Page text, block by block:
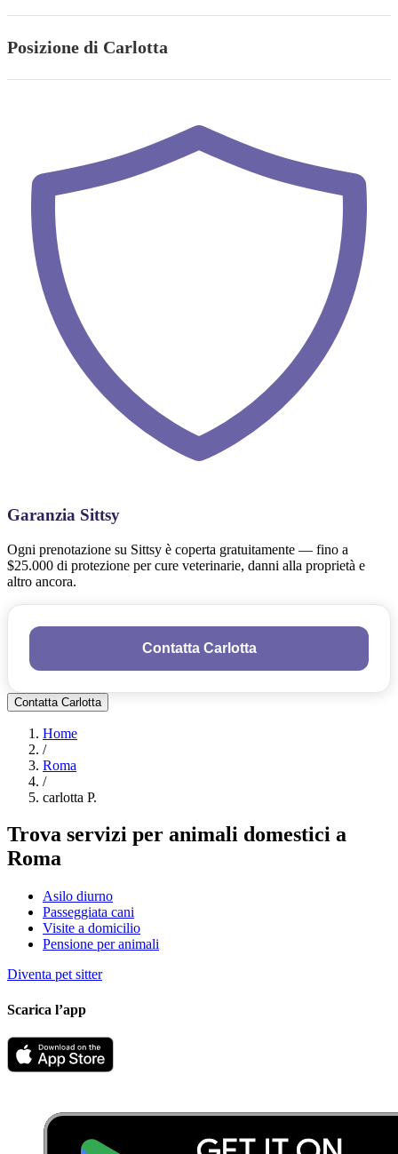
Posizione di Carlotta
Garanzia Sittsy
Ogni prenotazione su Sittsy è coperta gratuitamente — fino a
$25.000 di protezione per cure veterinarie, danni alla proprietà e
altro ancora.
Contatta Carlotta
Contatta Carlotta
Home
/
Roma
/
carlotta P.
Trova servizi per animali domestici a
Roma
Asilo diurno
Passeggiata cani
Visite a domicilio
Pensione per animali
Diventa pet sitter
Scarica l’app